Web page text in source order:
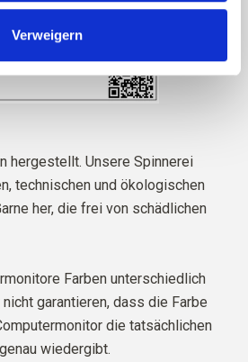
Verweigern
hergestellt. Unsere Spinnerei
technischen und ökologischen
her, die frei von schädlichen
Farben unterschiedlich
garantieren, dass die Farbe
die tatsächlichen
wiedergibt.